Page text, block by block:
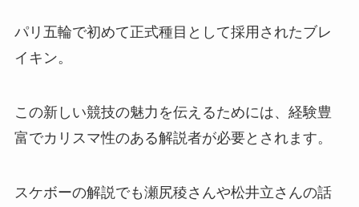
パリ五輪で初めて正式種目として採用されたブレ
イキン。
この新しい競技の魅力を伝えるためには、経験豊
富でカリスマ性のある解説者が必要とされます。
スケボーの解説でも瀬尻稜さんや松井立さんの話